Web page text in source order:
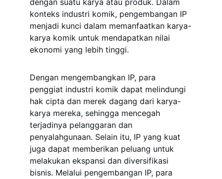
dengan suatu karya atau produk. Dalam
konteks industri komik, pengembangan IP
menjadi kunci dalam memanfaatkan karya-
karya komik untuk mendapatkan nilai
ekonomi yang lebih tinggi.
Dengan mengembangkan IP, para
penggiat industri komik dapat melindungi
hak cipta dan merek dagang dari karya-
karya mereka, sehingga mencegah
terjadinya pelanggaran dan
penyalahgunaan. Selain itu, IP yang kuat
juga dapat memberikan peluang untuk
melakukan ekspansi dan diversifikasi
bisnis. Melalui pengembangan IP, para